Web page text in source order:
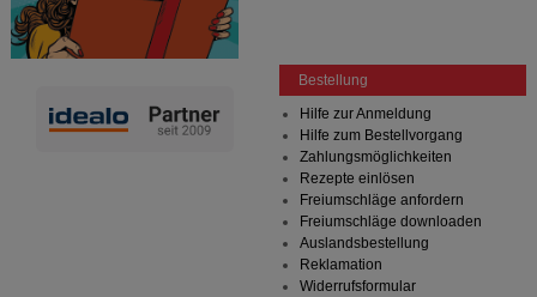
Bestellung
Hilfe zur Anmeldung
Hilfe zum Bestellvorgang
Zahlungsmöglichkeiten
Rezepte einlösen
Freiumschläge anfordern
Freiumschläge downloaden
Auslandsbestellung
Reklamation
Widerrufsformular